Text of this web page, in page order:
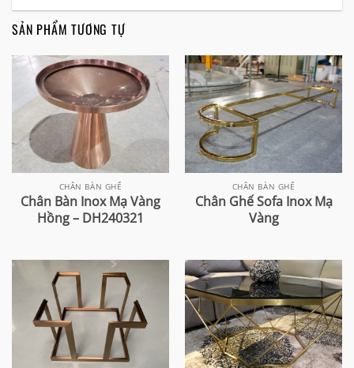
SẢN PHẨM TƯƠNG TỰ
CHÂN BÀN GHẾ
Chân Bàn Inox Mạ Vàng
Hồng – DH240321
CHÂN BÀN GHẾ
Chân Ghế Sofa Inox Mạ
Vàng